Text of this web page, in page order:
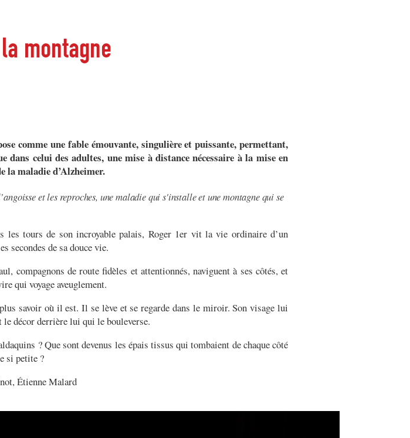
montagne
comme une fable émouvante, singulière et puissante, permettant,
celui des adultes, une mise à distance nécessaire à la mise en
la maladie d’Alzheimer.
et les reproches, une maladie qui s'installe et une montagne qui se
les tours de son incroyable palais, Roger 1er vit la vie ordinaire d’un
secondes de sa douce vie.
compagnons de route fidèles et attentionnés, naviguent à ses côtés, et
qui voyage aveuglement.
savoir où il est. Il se lève et se regarde dans le miroir. Son visage lui
le décor derrière lui qui le bouleverse.
? Que sont devenus les épais tissus qui tombaient de chaque côté
si petite ?
Étienne Malard